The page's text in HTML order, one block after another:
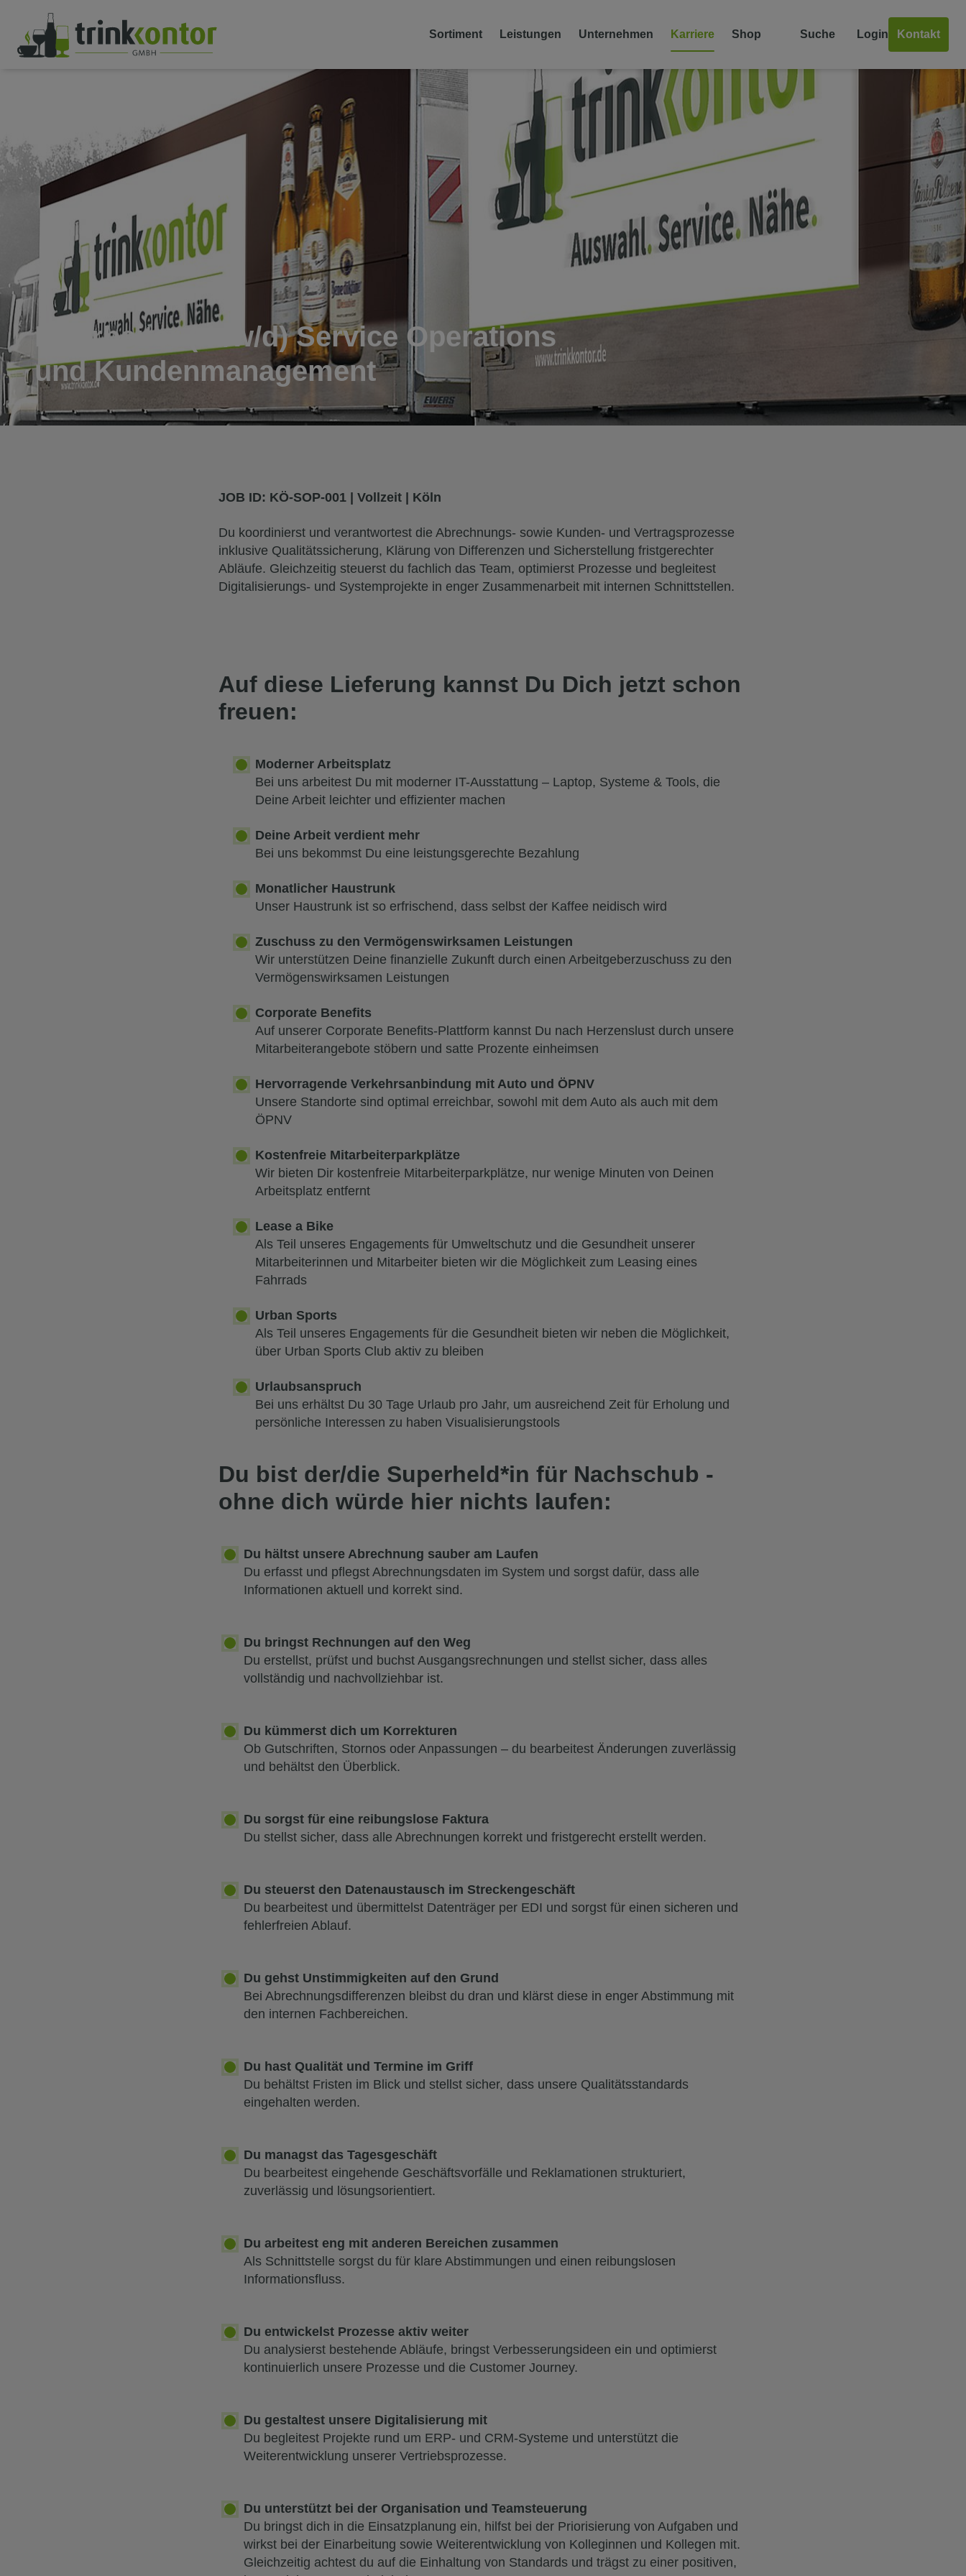
Suche Login Kontakt
Sortiment Leistungen Unternehmen Karriere Shop
Mitarbeiter (m/w/d) Service Operations
und Kundenmanagement
JOB ID: KÖ-SOP-001 | Vollzeit | Köln
Du koordinierst und verantwortest die Abrechnungs‑ sowie Kunden- und Vertragsprozesse
inklusive Qualitätssicherung, Klärung von Differenzen und Sicherstellung fristgerechter
Abläufe. Gleichzeitig steuerst du fachlich das Team, optimierst Prozesse und begleitest
Digitalisierungs- und Systemprojekte in enger Zusammenarbeit mit internen Schnittstellen.
Auf diese Lieferung kannst Du Dich jetzt schon
freuen:
Moderner Arbeitsplatz
Bei uns arbeitest Du mit moderner IT-Ausstattung – Laptop, Systeme & Tools, die
Deine Arbeit leichter und effizienter machen
Deine Arbeit verdient mehr
Bei uns bekommst Du eine leistungsgerechte Bezahlung
Monatlicher Haustrunk
Unser Haustrunk ist so erfrischend, dass selbst der Kaffee neidisch wird
Zuschuss zu den Vermögenswirksamen Leistungen
Wir unterstützen Deine finanzielle Zukunft durch einen Arbeitgeberzuschuss zu den
Vermögenswirksamen Leistungen
Corporate Benefits
Auf unserer Corporate Benefits-Plattform kannst Du nach Herzenslust durch unsere
Mitarbeiterangebote stöbern und satte Prozente einheimsen
Hervorragende Verkehrsanbindung mit Auto und ÖPNV
Unsere Standorte sind optimal erreichbar, sowohl mit dem Auto als auch mit dem
ÖPNV
Kostenfreie Mitarbeiterparkplätze
Wir bieten Dir kostenfreie Mitarbeiterparkplätze, nur wenige Minuten von Deinen
Arbeitsplatz entfernt
Lease a Bike
Als Teil unseres Engagements für Umweltschutz und die Gesundheit unserer
Mitarbeiterinnen und Mitarbeiter bieten wir die Möglichkeit zum Leasing eines
Fahrrads
Urban Sports
Als Teil unseres Engagements für die Gesundheit bieten wir neben die Möglichkeit,
über Urban Sports Club aktiv zu bleiben
Urlaubsanspruch
Bei uns erhältst Du 30 Tage Urlaub pro Jahr, um ausreichend Zeit für Erholung und
persönliche Interessen zu haben Visualisierungstools
Du bist der/die Superheld*in für Nachschub -
ohne dich würde hier nichts laufen:
Du hältst unsere Abrechnung sauber am Laufen
Du erfasst und pflegst Abrechnungsdaten im System und sorgst dafür, dass alle
Informationen aktuell und korrekt sind.
Du bringst Rechnungen auf den Weg
Du erstellst, prüfst und buchst Ausgangsrechnungen und stellst sicher, dass alles
vollständig und nachvollziehbar ist.
Du kümmerst dich um Korrekturen
Ob Gutschriften, Stornos oder Anpassungen – du bearbeitest Änderungen zuverlässig
und behältst den Überblick.
Du sorgst für eine reibungslose Faktura
Du stellst sicher, dass alle Abrechnungen korrekt und fristgerecht erstellt werden.
Du steuerst den Datenaustausch im Streckengeschäft
Du bearbeitest und übermittelst Datenträger per EDI und sorgst für einen sicheren und
fehlerfreien Ablauf.
Du gehst Unstimmigkeiten auf den Grund
Bei Abrechnungsdifferenzen bleibst du dran und klärst diese in enger Abstimmung mit
den internen Fachbereichen.
Du hast Qualität und Termine im Griff
Du behältst Fristen im Blick und stellst sicher, dass unsere Qualitätsstandards
eingehalten werden.
Du managst das Tagesgeschäft
Du bearbeitest eingehende Geschäftsvorfälle und Reklamationen strukturiert,
zuverlässig und lösungsorientiert.
Du arbeitest eng mit anderen Bereichen zusammen
Als Schnittstelle sorgst du für klare Abstimmungen und einen reibungslosen
Informationsfluss.
Du entwickelst Prozesse aktiv weiter
Du analysierst bestehende Abläufe, bringst Verbesserungsideen ein und optimierst
kontinuierlich unsere Prozesse und die Customer Journey.
Du gestaltest unsere Digitalisierung mit
Du begleitest Projekte rund um ERP- und CRM-Systeme und unterstützt die
Weiterentwicklung unserer Vertriebsprozesse.
Du unterstützt bei der Organisation und Teamsteuerung
Du bringst dich in die Einsatzplanung ein, hilfst bei der Priorisierung von Aufgaben und
wirkst bei der Einarbeitung sowie Weiterentwicklung von Kolleginnen und Kollegen mit.
Gleichzeitig achtest du auf die Einhaltung von Standards und trägst zu einer positiven,